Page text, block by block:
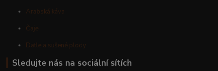
Arabská káva
Čaje
Datle a sušené plody
Sledujte nás na sociální sítích